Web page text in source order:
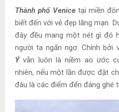
Thành phố Venicetại miền
biết đến với vẻ đẹp lãng mạn.
đây đều mang một nét gì đó
người ta ngẩn ngơ. Chính bởi
Ý vẫn luôn là niềm ao ước
nhiên, nếu một lần được đặt
đâu là các điểm đến đáng ghé